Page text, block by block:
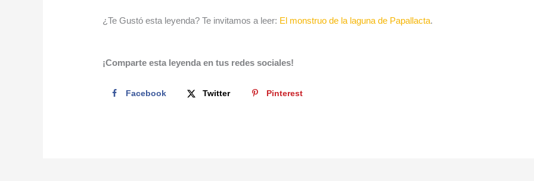
¿Te Gustó esta leyenda? Te invitamos a leer: El monstruo de la laguna de Papallacta.
¡Comparte esta leyenda en tus redes sociales!
Facebook Twitter Pinterest